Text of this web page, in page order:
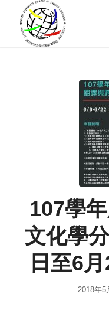
107學
文化學
日至6
2018年5